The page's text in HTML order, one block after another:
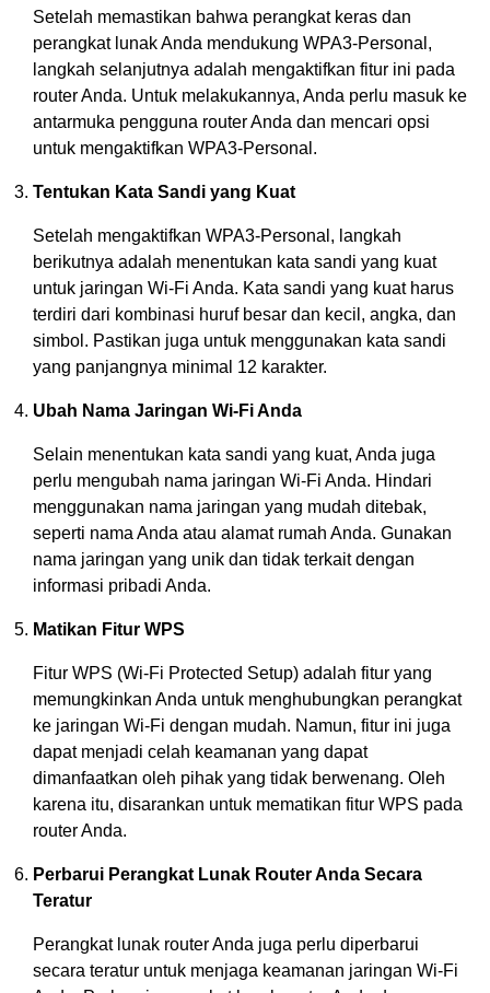
Setelah memastikan bahwa perangkat keras dan
perangkat lunak Anda mendukung WPA3-Personal,
langkah selanjutnya adalah mengaktifkan fitur ini pada
router Anda. Untuk melakukannya, Anda perlu masuk ke
antarmuka pengguna router Anda dan mencari opsi
untuk mengaktifkan WPA3-Personal.
Tentukan Kata Sandi yang Kuat
Setelah mengaktifkan WPA3-Personal, langkah
berikutnya adalah menentukan kata sandi yang kuat
untuk jaringan Wi-Fi Anda. Kata sandi yang kuat harus
terdiri dari kombinasi huruf besar dan kecil, angka, dan
simbol. Pastikan juga untuk menggunakan kata sandi
yang panjangnya minimal 12 karakter.
Ubah Nama Jaringan Wi-Fi Anda
Selain menentukan kata sandi yang kuat, Anda juga
perlu mengubah nama jaringan Wi-Fi Anda. Hindari
menggunakan nama jaringan yang mudah ditebak,
seperti nama Anda atau alamat rumah Anda. Gunakan
nama jaringan yang unik dan tidak terkait dengan
informasi pribadi Anda.
Matikan Fitur WPS
Fitur WPS (Wi-Fi Protected Setup) adalah fitur yang
memungkinkan Anda untuk menghubungkan perangkat
ke jaringan Wi-Fi dengan mudah. Namun, fitur ini juga
dapat menjadi celah keamanan yang dapat
dimanfaatkan oleh pihak yang tidak berwenang. Oleh
karena itu, disarankan untuk mematikan fitur WPS pada
router Anda.
Perbarui Perangkat Lunak Router Anda Secara
Teratur
Perangkat lunak router Anda juga perlu diperbarui
secara teratur untuk menjaga keamanan jaringan Wi-Fi